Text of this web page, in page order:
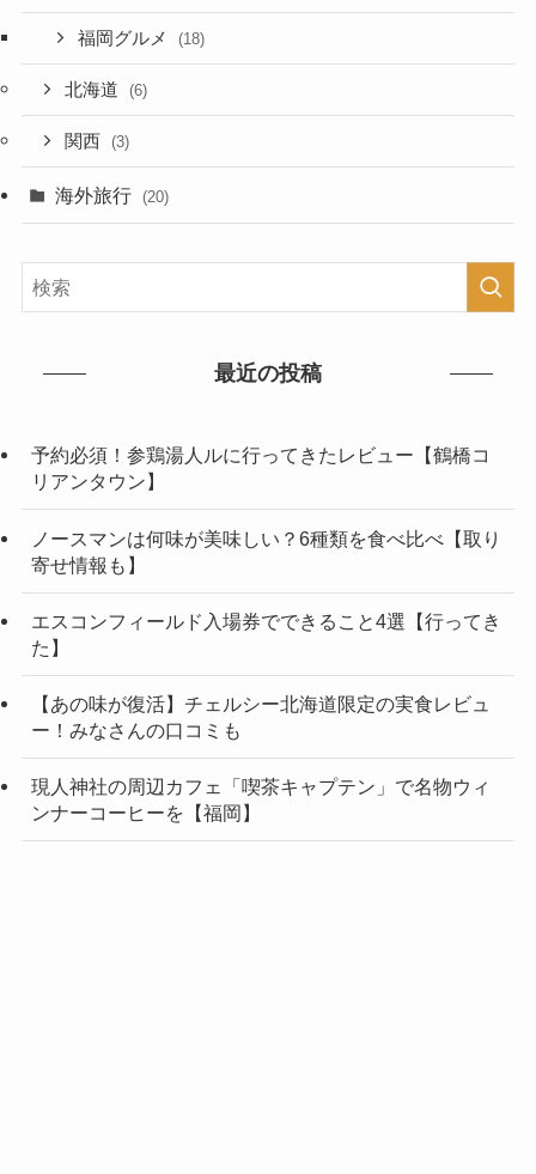
福岡グルメ (18)
北海道 (6)
関西 (3)
海外旅行 (20)
最近の投稿
予約必須！参鶏湯人ルに行ってきたレビュー【鶴橋コ
リアンタウン】
ノースマンは何味が美味しい？6種類を食べ比べ【取り
寄せ情報も】
エスコンフィールド入場券でできること4選【行ってき
た】
【あの味が復活】チェルシー北海道限定の実食レビュ
ー！みなさんの口コミも
現人神社の周辺カフェ「喫茶キャプテン」で名物ウィ
ンナーコーヒーを【福岡】